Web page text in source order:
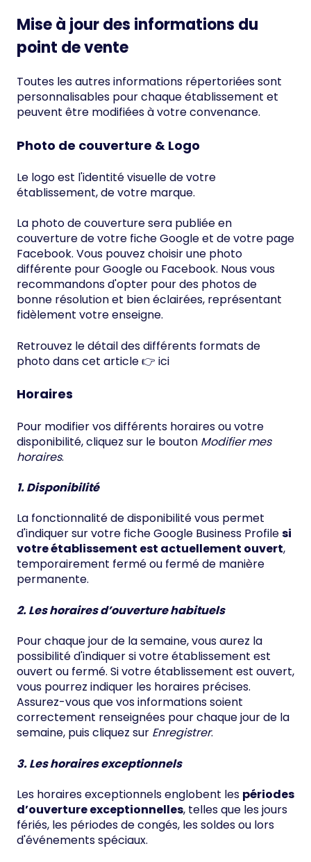
Mise à jour des informations du
point de vente
Toutes les autres informations répertoriées sont
personnalisables pour chaque établissement et
peuvent être modifiées à votre convenance.
Photo de couverture & Logo
Le logo est l'identité visuelle de votre
établissement, de votre marque.
La photo de couverture sera publiée en
couverture de votre fiche Google et de votre page
Facebook. Vous pouvez choisir une photo
différente pour Google ou Facebook. Nous vous
recommandons d'opter pour des photos de
bonne résolution et bien éclairées, représentant
fidèlement votre enseigne.
Retrouvez le détail des différents formats de
photo dans cet article 👉 ici
Horaires
Pour modifier vos différents horaires ou votre
disponibilité, cliquez sur le bouton Modifier mes
horaires.
1. Disponibilité
La fonctionnalité de disponibilité vous permet
d'indiquer sur votre fiche Google Business Profilesi
votre établissement est actuellement ouvert,
temporairement fermé ou fermé de manière
permanente.
2. Les horaires d’ouverture habituels
Pour chaque jour de la semaine, vous aurez la
possibilité d'indiquer si votre établissement est
ouvert ou fermé. Si votre établissement est ouvert,
vous pourrez indiquer les horaires précises.
Assurez-vous que vos informations soient
correctement renseignées pour chaque jour de la
semaine, puis cliquez sur Enregistrer.
3. Les horaires exceptionnels
Les horaires exceptionnels englobent les périodes
d’ouverture exceptionnelles, telles que les jours
fériés, les périodes de congés, les soldes ou lors
d'événements spéciaux.